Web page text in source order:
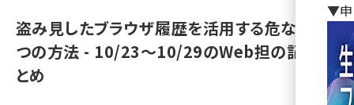
ai (2827)
youtube (2449)
盗み見したブラウザ履歴を活用する危ない3
つの方法 - 10/23～10/29のWeb担の記事ま
とめ
▼申